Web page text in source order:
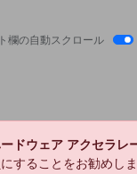
欄の自動スクロール
ードウェア アクセラレ
にすることをお勧めしま